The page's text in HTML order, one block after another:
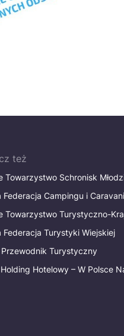
też
Towarzystwo Schronisk
Federacja Campingu i
Towarzystwo Turystyczno-
Federacja Turystyki Wiejskiej
Przewodnik Turystyczny
Hotelowy – W Polsce